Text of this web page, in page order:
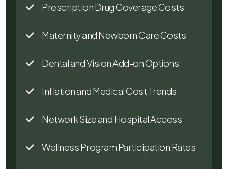
 Prescription Drug Coverage Costs
 Maternity and Newborn Care Costs
 Dental and Vision Add-on Options
 Inflation and Medical Cost Trends
 Network Size and Hospital Access
 Wellness Program Participation Rates